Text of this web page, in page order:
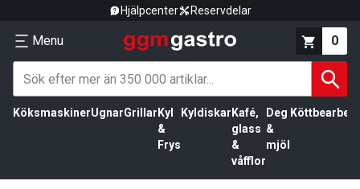
Hjälpcenter Reservdelar
Menu 0
KöksmaskinerUgnarGrillar Kyl
&
Frys
Kyldiskar Kafé,
glass
&
våfflor
Deg
&
mjöl